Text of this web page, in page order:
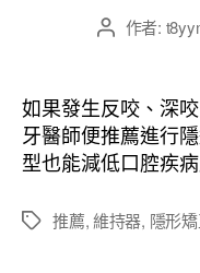
文
者
作者:
如果發生反咬、深
牙醫師便推薦進行
型也能減低口腔疾
標
推薦,維持器, 隱形